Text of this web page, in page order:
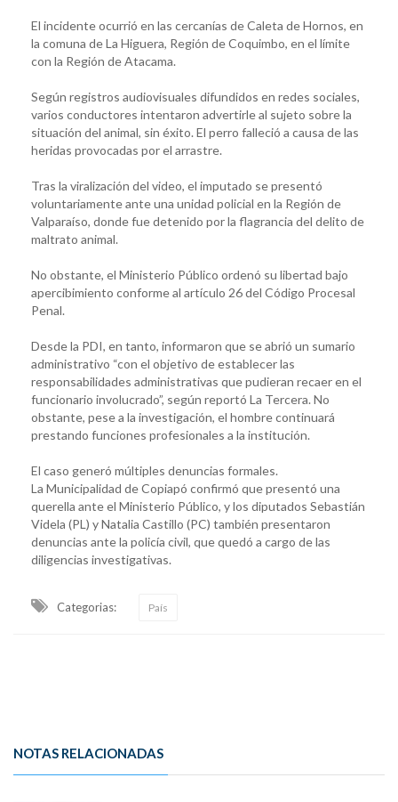
El incidente ocurrió en las cercanías de Caleta de Hornos, en
la comuna de La Higuera, Región de Coquimbo, en el límite
con la Región de Atacama.
Según registros audiovisuales difundidos en redes sociales,
varios conductores intentaron advertirle al sujeto sobre la
situación del animal, sin éxito. El perro falleció a causa de las
heridas provocadas por el arrastre.
Tras la viralización del video, el imputado se presentó
voluntariamente ante una unidad policial en la Región de
Valparaíso, donde fue detenido por la flagrancia del delito de
maltrato animal.
No obstante, el Ministerio Público ordenó su libertad bajo
apercibimiento conforme al artículo 26 del Código Procesal
Penal.
Desde la PDI, en tanto, informaron que se abrió un sumario
administrativo “con el objetivo de establecer las
responsabilidades administrativas que pudieran recaer en el
funcionario involucrado”, según reportó La Tercera. No
obstante, pese a la investigación, el hombre continuará
prestando funciones profesionales a la institución.
El caso generó múltiples denuncias formales.
La Municipalidad de Copiapó confirmó que presentó una
querella ante el Ministerio Público, y los diputados Sebastián
Videla (PL) y Natalia Castillo (PC) también presentaron
denuncias ante la policía civil, que quedó a cargo de las
diligencias investigativas.
Categorias: País
NOTAS RELACIONADAS